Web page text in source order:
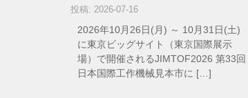
投稿: 2026-07-16
2026年10月26日(月) ～ 10月31日(土)
に東京ビッグサイト（東京国際展示
場）で開催されるJIMTOF2026 第33回
日本国際工作機械見本市に […]